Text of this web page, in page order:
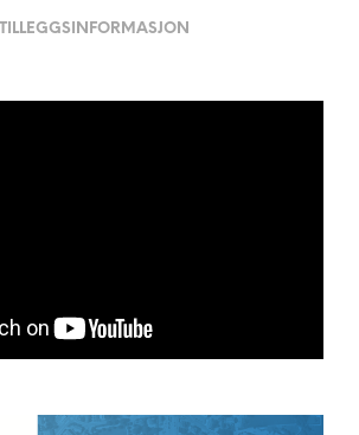
TILLEGGSINFORMASJON